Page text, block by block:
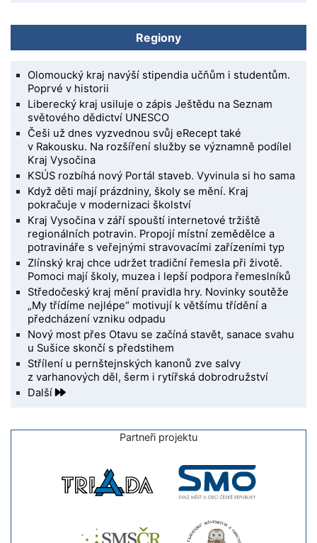
Regiony
Olomoucký kraj navýší stipendia učňům i studentům.
Poprvé v historii
Liberecký kraj usiluje o zápis Ještědu na Seznam
světového dědictví UNESCO
Češi už dnes vyzvednou svůj eRecept také
v Rakousku. Na rozšíření služby se významně podílel
Kraj Vysočina
KSÚS rozbíhá nový Portál staveb. Vyvinula si ho sama
Když děti mají prázdniny, školy se mění. Kraj
pokračuje v modernizaci školství
Kraj Vysočina v září spouští internetové tržiště
regionálních potravin. Propojí místní zemědělce a
potravináře s veřejnými stravovacími zařízeními typ
Zlínský kraj chce udržet tradiční řemesla při životě.
Pomoci mají školy, muzea i lepší podpora řemeslníků
Středočeský kraj mění pravidla hry. Novinky soutěže
„My třídíme nejlépe“ motivují k většímu třídění a
předcházení vzniku odpadu
Nový most přes Otavu se začíná stavět, sanace svahu
u Sušice skončí s předstihem
Střílení u pernštejnských kanonů zve salvy
z varhanových děl, šerm i rytířská dobrodružství
Další
Partneři projektu